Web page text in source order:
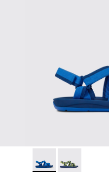
y amarillas de tejido para
de PET reciclado azules para
Match - K100781-
Match -